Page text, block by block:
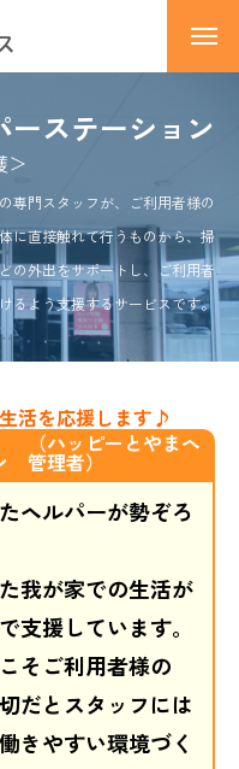
ーステーション
＞
専門スタッフが、ご利用者様の
に直接触れて行うものから、掃
の外出をサポートし、ご利用者
るよう支援するサービスです。
活を応援します♪
（ハッピーとやまヘ
管理者）
ヘルパーが勢ぞろ
我が家での生活が
支援しています。
そご利用者様の
だとスタッフには
きやすい環境づく